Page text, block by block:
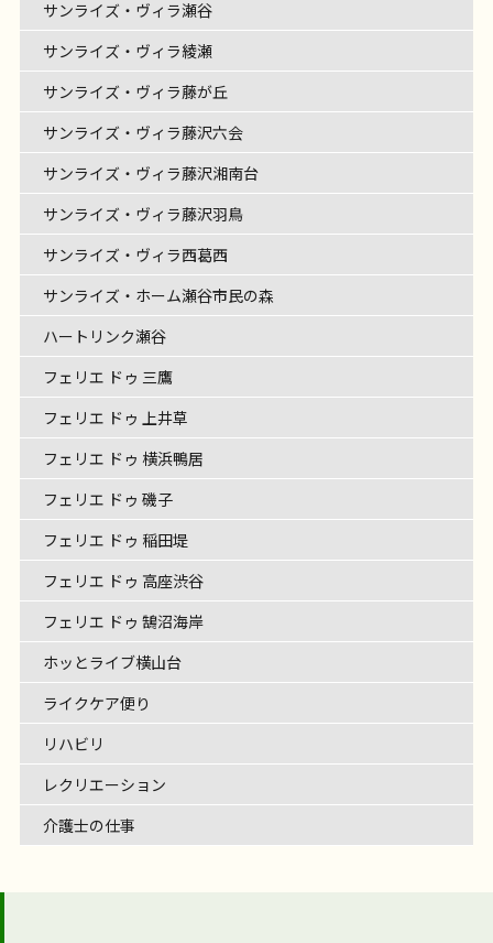
サンライズ・ヴィラ瀬谷
サンライズ・ヴィラ綾瀬
サンライズ・ヴィラ藤が丘
サンライズ・ヴィラ藤沢六会
サンライズ・ヴィラ藤沢湘南台
サンライズ・ヴィラ藤沢羽鳥
サンライズ・ヴィラ西葛西
サンライズ・ホーム瀬谷市民の森
ハートリンク瀬谷
フェリエ ドゥ 三鷹
フェリエ ドゥ 上井草
フェリエ ドゥ 横浜鴨居
フェリエ ドゥ 磯子
フェリエ ドゥ 稲田堤
フェリエ ドゥ 高座渋谷
フェリエ ドゥ 鵠沼海岸
ホッとライブ横山台
ライクケア便り
リハビリ
レクリエーション
介護士の仕事